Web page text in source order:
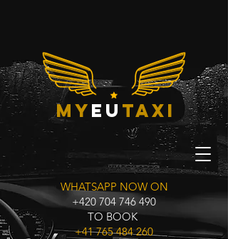
Myeu taxi
WHATSAPP NOW ON
+420 704 746 490
TO BOOK
+41 765 484 260